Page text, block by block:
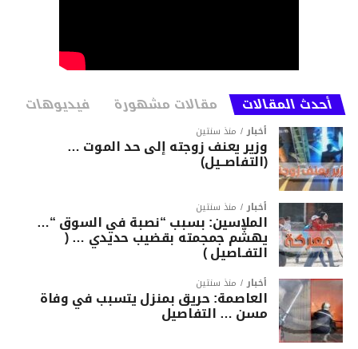
أحدث المقالات مقالات مشهورة فيديوهات
أخبار منذ سنتين
وزير يعنف زوجته إلى حد الموت …
(التفاصــيل)
أخبار منذ سنتين
الملاسين: بسبب “نصبة في السوق “…
يهشّم جمجمته بقضيب حديدي … (
التفـاصيل )
أخبار منذ سنتين
العاصمة: حريق بمنزل يتسبب في وفاة
مسن … التفاصيل